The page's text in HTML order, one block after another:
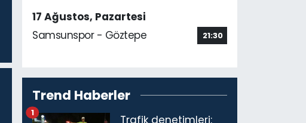
17 Ağustos, Pazartesi
Samsunspor - Göztepe
21:30
Trend Haberler
1